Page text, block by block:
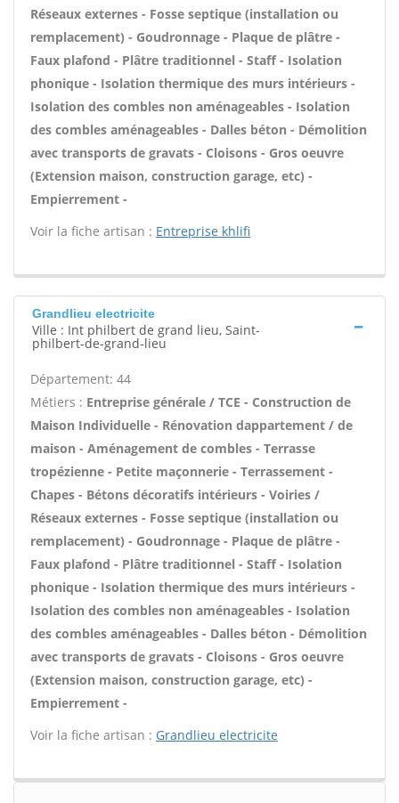
Réseaux externes - Fosse septique (installation ou
remplacement) - Goudronnage - Plaque de plâtre -
Faux plafond - Plâtre traditionnel - Staff - Isolation
phonique - Isolation thermique des murs intérieurs -
Isolation des combles non aménageables - Isolation
des combles aménageables - Dalles béton - Démolition
avec transports de gravats - Cloisons - Gros oeuvre
(Extension maison, construction garage, etc) -
Empierrement -
Voir la fiche artisan : Entreprise khlifi
Grandlieu electricite
Ville : Int philbert de grand lieu, Saint-
philbert-de-grand-lieu
Département: 44
Métiers : Entreprise générale / TCE - Construction de
Maison Individuelle - Rénovation dappartement / de
maison - Aménagement de combles - Terrasse
tropézienne - Petite maçonnerie - Terrassement -
Chapes - Bétons décoratifs intérieurs - Voiries /
Réseaux externes - Fosse septique (installation ou
remplacement) - Goudronnage - Plaque de plâtre -
Faux plafond - Plâtre traditionnel - Staff - Isolation
phonique - Isolation thermique des murs intérieurs -
Isolation des combles non aménageables - Isolation
des combles aménageables - Dalles béton - Démolition
avec transports de gravats - Cloisons - Gros oeuvre
(Extension maison, construction garage, etc) -
Empierrement -
Voir la fiche artisan : Grandlieu electricite